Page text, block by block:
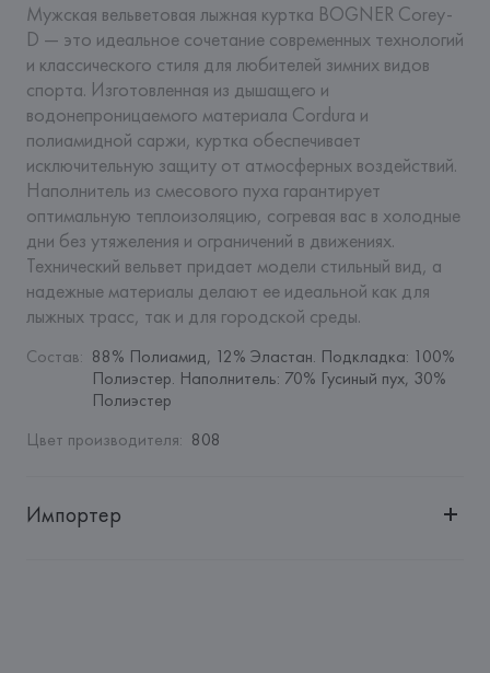
Мужская вельветовая лыжная куртка BOGNER Corey-
D — это идеальное сочетание современных технологий
и классического стиля для любителей зимних видов
спорта. Изготовленная из дышащего и
водонепроницаемого материала Cordura и
полиамидной саржи, куртка обеспечивает
исключительную защиту от атмосферных воздействий.
Наполнитель из смесового пуха гарантирует
оптимальную теплоизоляцию, согревая вас в холодные
дни без утяжеления и ограничений в движениях.
Технический вельвет придает модели стильный вид, а
надежные материалы делают ее идеальной как для
лыжных трасс, так и для городской среды.
Состав: 88% Полиамид, 12% Эластан. Подкладка: 100%
Полиэстер. Наполнитель: 70% Гусиный пух, 30%
Полиэстер
Цвет производителя: 808
Импортер